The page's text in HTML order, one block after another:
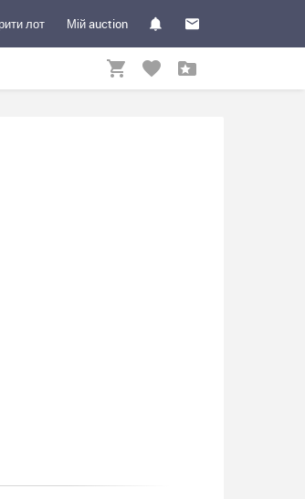
Мій auction
лот